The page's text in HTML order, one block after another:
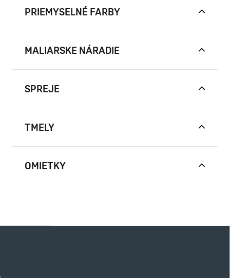
PRIEMYSELNÉ FARBY
MALIARSKE NÁRADIE
SPREJE
TMELY
OMIETKY